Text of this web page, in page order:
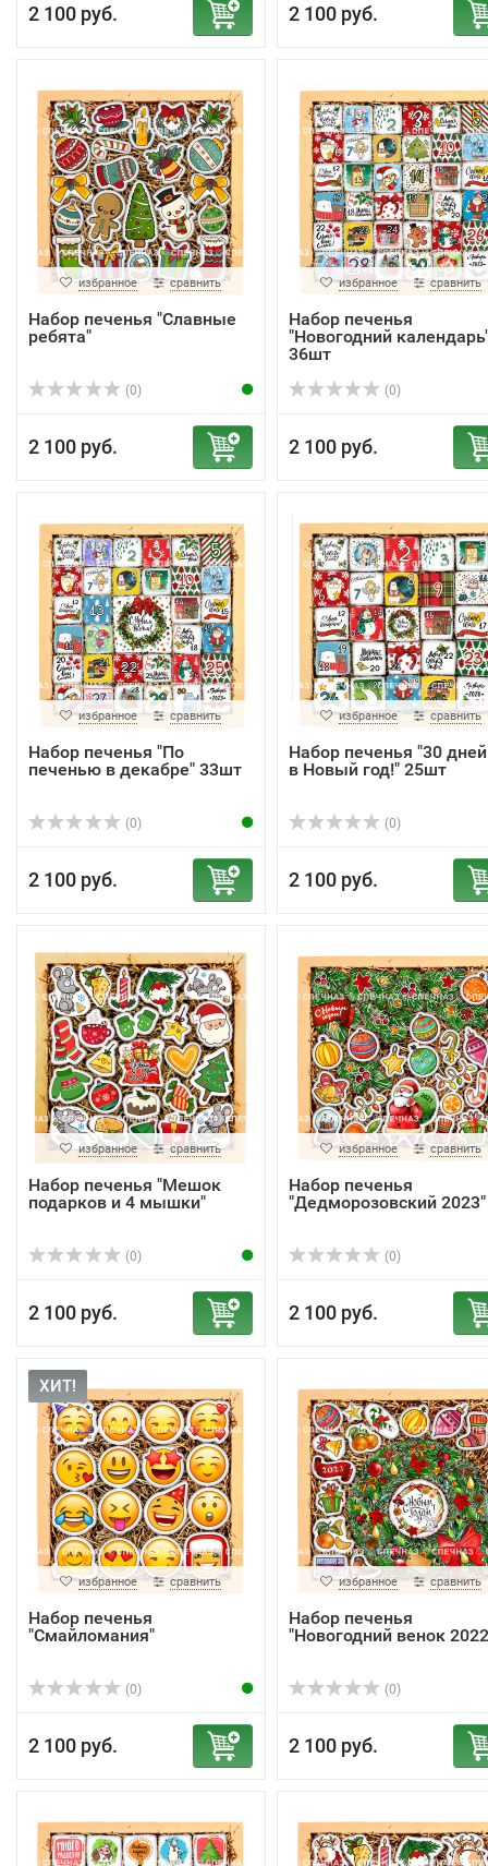
2 100 руб. 2 100 руб.
избранное сравнить
Набор печенья "Славные
ребята"
(0)
2 100 руб.
избранное сравнить
Набор печенья
"Новогодний
36шт
(0)
2 100 руб.
избранное сравнить
Набор печенья "По
печенью в декабре" 33шт
(0)
2 100 руб.
избранное сравнить
Набор печенья "30
в Новый год!" 25шт
(0)
2 100 руб.
избранное сравнить
Набор печенья "Мешок
подарков и 4 мышки"
(0)
2 100 руб.
избранное сравнить
Набор печенья
"Дедморозовский 2023"
(0)
2 100 руб.
ХИТ!
избранное сравнить
Набор печенья
"Смайломания"
(0)
2 100 руб.
избранное сравнить
Набор печенья
"Новогодний венок
(0)
2 100 руб.